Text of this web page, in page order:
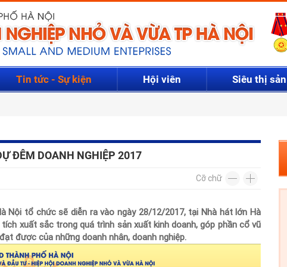
Tên tài khoản *
Vui lòng gửi mail. Chúng tôi sẽ gửi link khởi tạo mật
LẤY LẠI MẬT KHẨU
Họ và tên * Giới tính *
Mật khẩu * Nhập lại mật khẩu *
Tin tức - Sự kiện Hội viên Siêu thị
ĐÊM DOANH NGHIỆP 2017
Cỡ chữ
Nội tổ chức sẽ diễn ra vào ngày 28/12/2017, tại Nhà hát lớn Hà
xuất sắc trong quá trình sản xuất kinh doanh, góp phần cổ vũ
được của những doanh nhân, doanh nghiệp.